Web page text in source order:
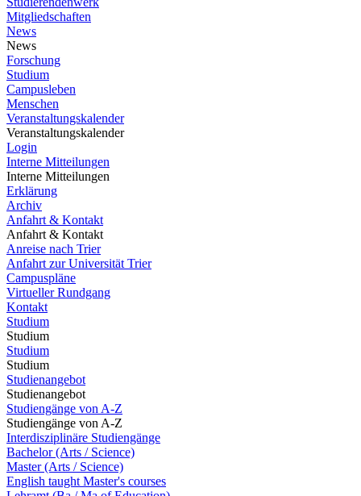
Mitgliedschaften
News
News
Forschung
Studium
Campusleben
Menschen
Veranstaltungskalender
Veranstaltungskalender
Login
Interne Mitteilungen
Interne Mitteilungen
Erklärung
Archiv
Anfahrt & Kontakt
Anfahrt & Kontakt
Anreise nach Trier
Anfahrt zur Universität Trier
Campuspläne
Virtueller Rundgang
Kontakt
Studium
Studium
Studium
Studium
Studienangebot
Studienangebot
Studiengänge von A-Z
Studiengänge von A-Z
Interdisziplinäre Studiengänge
Bachelor (Arts / Science)
Master (Arts / Science)
English taught Master's courses